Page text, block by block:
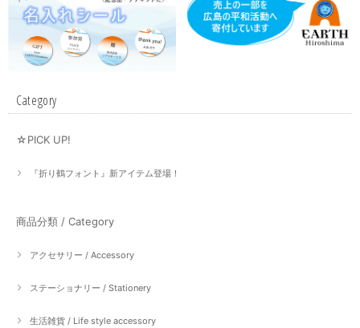
Category
☆PICK UP!
『折り鶴フォント』新アイテム登場！
商品分類 / Category
アクセサリー / Accessory
ステーショナリー / Stationery
生活雑貨 / Life style accessory